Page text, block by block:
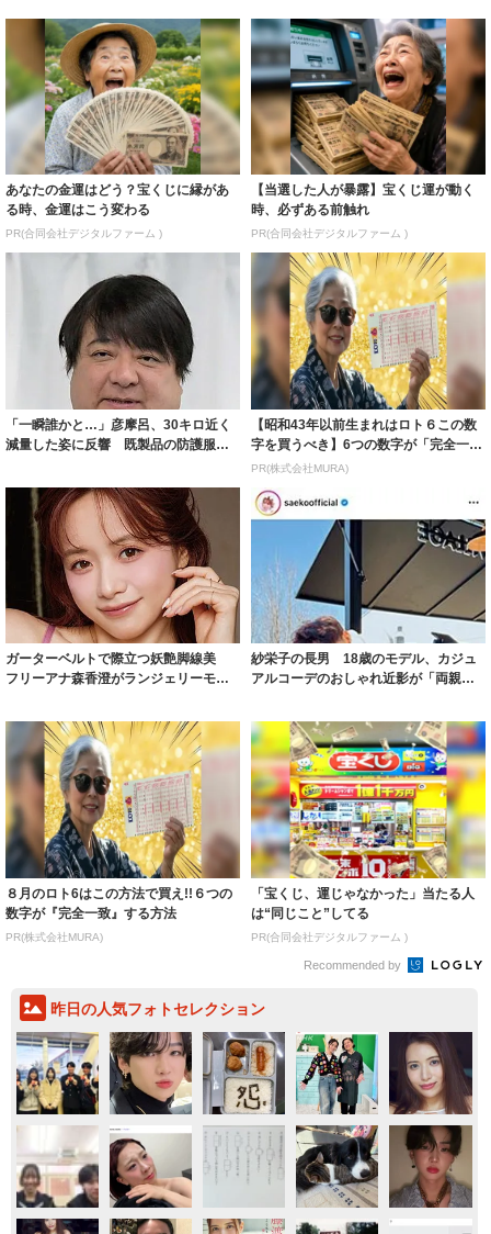
あなたの金運はどう？宝くじに縁があ
る時、金運はこう変わる
PR(合同会社デジタルファーム )
【当選した人が暴露】宝くじ運が動く
時、必ずある前触れ
PR(合同会社デジタルファーム )
「一瞬誰かと…」彦摩呂、30キロ近く
減量した姿に反響 既製品の防護服が
【昭和43年以前生まれはロト６この数
字を買うべき】6つの数字が「完全一
致」する方...
PR(株式会社MURA)
ガーターベルトで際立つ妖艶脚線美
フリーアナ森香澄がランジェリーモデ
紗栄子の長男 18歳のモデル、カジュ
アルコーデのおしゃれ近影が「両親の
８月のロト6はこの方法で買え!!６つの
数字が『完全一致』する方法
PR(株式会社MURA)
「宝くじ、運じゃなかった」当たる人
は“同じこと”してる
PR(合同会社デジタルファーム )
Recommended by
昨日の人気フォトセレクション